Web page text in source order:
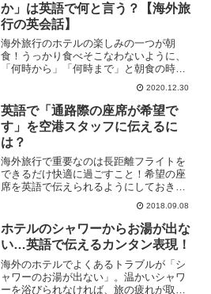
か」は英語で何と言う？【海外旅
行の英会話】
海外旅行のホテルの楽しみの一つが朝
食！うっかり食べそこなわないように、
「何時から」「何時まで」と朝食の時間
を英語で尋ねる表現を覚えておきましょ
2020.12.30
英語で「通路際の座席が希望で
す」を空港スタッフに伝えるに
は？
海外旅行で重要なのは長距離フライトを
できるだけ快適に過ごすこと！希望の座
席を英語で伝えられるようにしておきま
しょう。通路側派の私が覚えておきたい
2018.09.08
ホテルのシャワーからお湯が出な
い…英語で伝えるカンタン表現！
海外のホテルでよくあるトラブルが「シ
ャワーのお湯が出ない」。温かいシャワ
ーを浴びられなければ、旅の疲れが取れ